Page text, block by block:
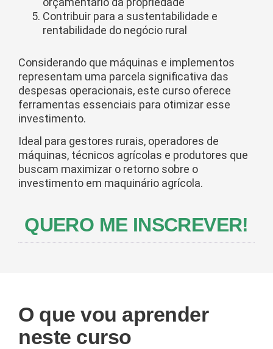
Contribuir para a sustentabilidade e
rentabilidade do negócio rural
Considerando que máquinas e implementos
representam uma parcela significativa das
despesas operacionais, este curso oferece
ferramentas essenciais para otimizar esse
investimento.
Ideal para gestores rurais, operadores de
máquinas, técnicos agrícolas e produtores que
buscam maximizar o retorno sobre o
investimento em maquinário agrícola.
QUERO ME INSCREVER!
O que vou aprender
neste curso